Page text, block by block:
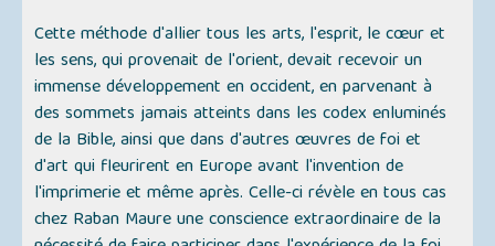
Cette méthode d'allier tous les arts, l'esprit, le cœur et
les sens, qui provenait de l'orient, devait recevoir un
immense développement en occident, en parvenant à
des sommets jamais atteints dans les codex enluminés
de la Bible, ainsi que dans d'autres œuvres de foi et
d'art qui fleurirent en Europe avant l'invention de
l'imprimerie et même après. Celle-ci révèle en tous cas
chez Raban Maure une conscience extraordinaire de la